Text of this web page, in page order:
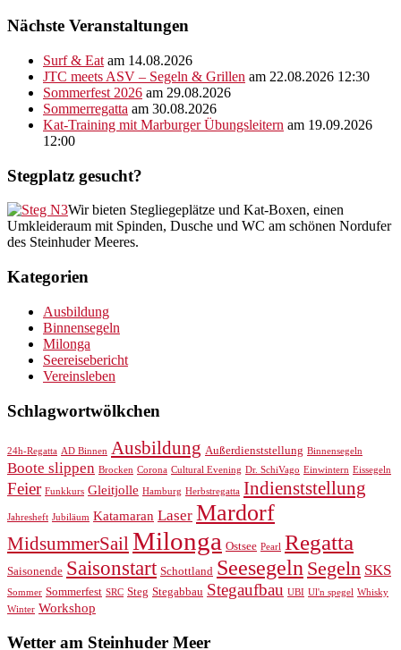
Nächste Veranstaltungen
Surf & Eat am 14.08.2026
JTC meets ASV – Segeln & Grillen am 22.08.2026 12:30
Sommerfest 2026 am 29.08.2026
Sommerregatta am 30.08.2026
Kat-Training mit Marburger Übungsleitern am 19.09.2026
12:00
Stegplatz gesucht?
Wir bieten Stegliegeplätze und Kat-Boxen, einen
Umkleideraum mit Spinden, Dusche und WC am schönen Nordufer
des Steinhuder Meeres.
Kategorien
Ausbildung
Binnensegeln
Milonga
Seereisebericht
Vereinsleben
Schlagwortwölkchen
24h-Regatta AD Binnen Ausbildung Außerdienststellung Binnensegeln
Boote slippen Brocken Corona Cultural Evening Dr. SchiVago Einwintern Eissegeln
Feier Funkkurs Gleitjolle Hamburg Herbstregatta Indienststellung
Jahresheft Jubiläum Katamaran Laser Mardorf
MidsummerSailMilonga Ostsee Pearl Regatta
Saisonende Saisonstart Schottland Seesegeln Segeln SKS
Sommer Sommerfest SRC Steg Stegabbau Stegaufbau UBI Ul'n spegel Whisky
Winter Workshop
Wetter am Steinhuder Meer